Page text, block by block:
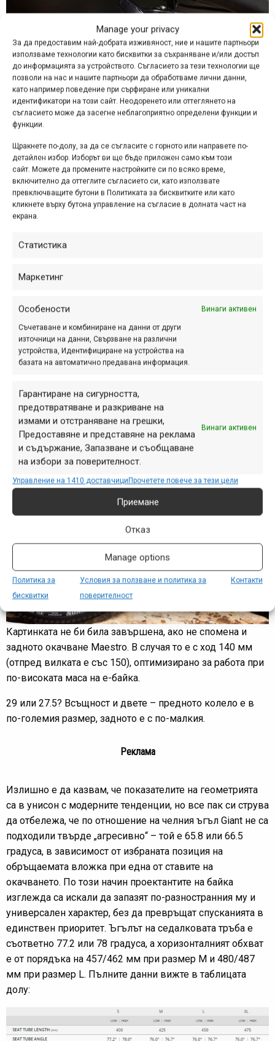
Manage your privacy
За да предоставим най-добрата изживяност, ние и нашите партньори
използваме технологии като бисквитки за съхраняване и/или достъп
до информацията за устройството. Съгласието за тези технологии ще
позволи на нас и нашите партньори да обработваме лични данни,
като например поведение при сърфиране или уникални
идентификатори на този сайт. Неодоренето или оттеглянето на
съгласието може да засегне неблагоприятно определени функции и
функции.
Щракнете по-долу, за да се съгласите с горното или направете по-
детайлен избор. Изборът ви ще бъде приложен само към този
сайт. Можете да промените настройките си по всяко време,
включително да оттеглите съгласието си, като използвате
превключващите бутони в Политиката за бисквитките или като
кликнете върху бутона управление на съгласие в долната част на
екрана.
Статистика
Маркетинг
Особености Винаги активен
Съчетаване и комбиниране на данни от други
източници на данни, Свързване на различни
устройства, Идентифициране на устройства на
базата на автоматично предавана информация.
Гарантиране на сигурността,
предотвратяване и разкриване на
измами и отстраняване на грешки,
Предоставяне и представяне на реклама
и съдържание, Запазване и съобщаване
на избори за поверителност.
Винаги активен
Управление на 1410 доставчициПрочетете повече за тези цели
Приемане
Отказ
Manage options
Политика за
бисквитки
Условия за ползване и политика за
поверителност
Контакти
Рамката и компонентите също са проектирани за
постигане на минималното възможно тегло, без да се
комбинирана с интегрирани кормило и лапа, които са
един цял компонент с тегло само 255 грама. Още по-
интересното е, че това комбо позволява и настройки от
дължината на лапата да бъде 40, 45 или 50 мм, а също и
извивката назад (7 или 9 градуса).
Картинката не би била завършена, ако не спомена и
задното окачване Maestro. В случая то е с ход 140 мм
(отпред вилката е със 150), оптимизирано за работа при
по-високата маса на е-байка.
29 или 27.5? Всъщност и двете – предното колело е в
по-големия размер, задното е с по-малкия.
Реклама
Излишно е да казвам, че показателите на геометрията
са в унисон с модерните тенденции, но все пак си струва
да отбележа, че по отношение на челния ъгъл Giant не са
подходили твърде „агресивно“ – той е 65.8 или 66.5
градуса, в зависимост от избраната позиция на
обръщаемата вложка при една от ставите на
окачването. По този начин проектантите на байка
изглежда са искали да запазят по-разностранния му и
универсален характер, без да превръщат спусканията в
единствен приоритет. Ъгълът на седалковата тръба е
съответно 77.2 или 78 градуса, а хоризонталният обхват
е от порядъка на 457/462 мм при размер М и 480/487
мм при размер L. Пълните данни вижте в таблицата
долу: